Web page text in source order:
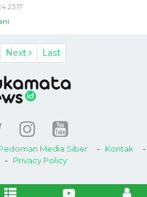
23:17
Next Last
Media Siber
Kontak
Privacy Policy